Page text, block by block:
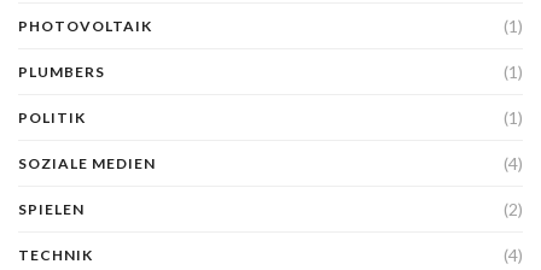
PHOTOVOLTAIK (1)
PLUMBERS (1)
POLITIK (1)
SOZIALE MEDIEN (4)
SPIELEN (2)
TECHNIK (4)